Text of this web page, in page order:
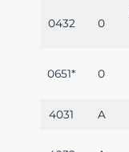
0432 0
0651* 0
4031 A